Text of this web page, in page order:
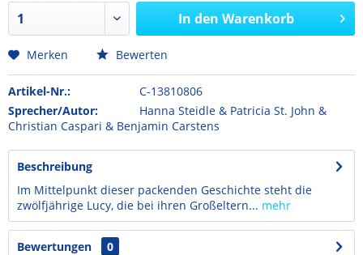
In den Warenkorb
Merken Bewerten
Artikel-Nr.:
C-13810806
Sprecher/Autor:
Hanna Steidle & Patricia St. John &
Christian Caspari & Benjamin Carstens
Beschreibung
Im Mittelpunkt dieser packenden Geschichte steht die
zwölfjährige Lucy, die bei ihren Großeltern... mehr
Bewertungen
0